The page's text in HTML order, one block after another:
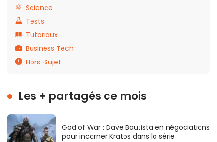
Science
Tests
Tutoriaux
Business Tech
Hors-Sujet
Les + partagés ce mois
God of War : Dave Bautista en négociations
pour incarner Kratos dans la série